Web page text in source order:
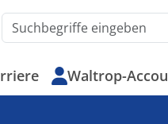
Waltrop.de durchsuchen
Waltrop-